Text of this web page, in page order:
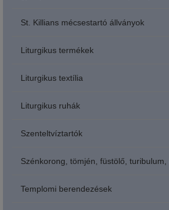
St. Killians mécsestartó állványok
Liturgikus termékek
Liturgikus textília
Liturgikus ruhák
Szenteltvíztartók
Szénkorong, tömjén, füstölő, turibulum,
Templomi berendezések